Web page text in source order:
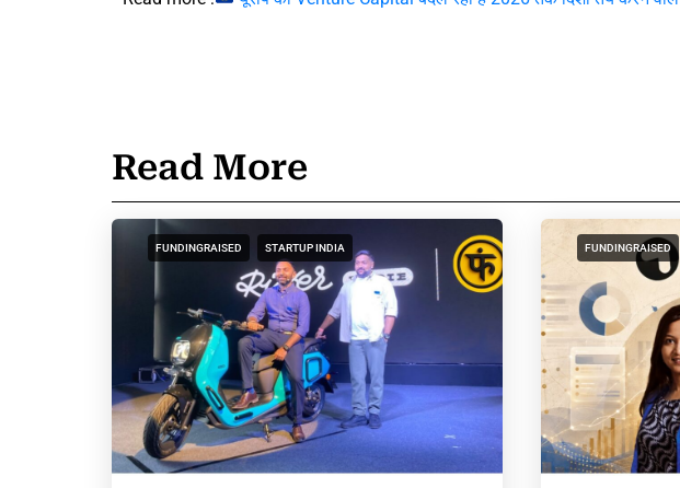
Read More
FUNDINGRAISED STARTUP INDIA FUNDINGRAISED